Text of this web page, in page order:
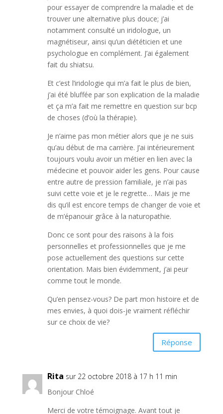
pour essayer de comprendre la maladie et de
trouver une alternative plus douce; j’ai
notamment consulté un iridologue, un
magnétiseur, ainsi qu’un diététicien et une
psychologue en complément. J’ai également
fait du shiatsu.
Et c’est l’iridologie qui m’a fait le plus de bien,
j’ai été bluffée par son explication de la maladie
et ça m’a fait me remettre en question sur bcp
de choses (d’où la thérapie).
Je n’aime pas mon métier alors que je ne suis
qu’au début de ma carrière. J’ai intérieurement
toujours voulu avoir un métier en lien avec la
médecine et pouvoir aider les gens. Pour cause
entre autre de pression familiale, je n’ai pas
suivi cette voie et je le regrette… Mais je me
dis qu’il est encore temps de changer de voie et
de m’épanouir grâce à la naturopathie.
Donc ce sont pour des raisons à la fois
personnelles et professionnelles que je me
pose actuellement des questions sur cette
orientation. Mais bien évidemment, j’ai peur
comme tout le monde.
Qu’en pensez-vous? De part mon histoire et de
mes envies, à quoi dois-je vraiment réfléchir
sur ce choix de vie?
Réponse
Rita sur 22 octobre 2018 à 17 h 11 min
Bonjour Chloé
Merci de votre témoignage. Avant tout je